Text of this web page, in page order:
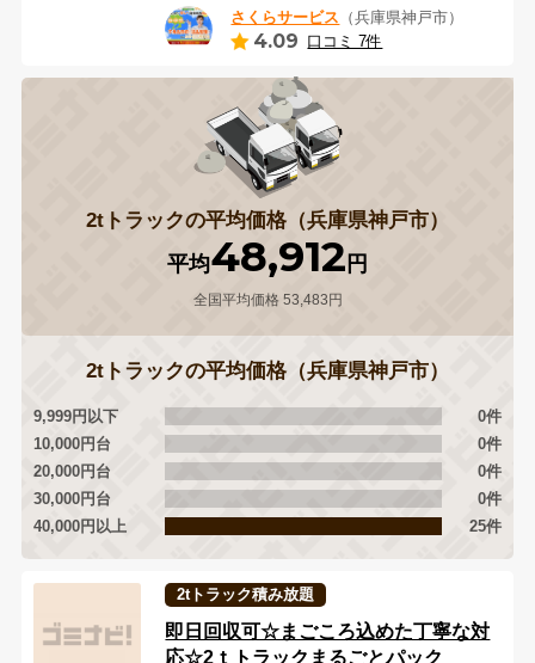
さくらサービス （兵庫県神戸市）
4.09 口コミ 7件
2tトラックの平均価格（兵庫県神戸市）
平均48,912 円
全国平均価格 53,483円
2tトラックの平均価格（兵庫県神戸市）
9,999円以下
0件
10,000円台
0件
20,000円台
0件
30,000円台
0件
40,000円以上
25件
2tトラック積み放題
即日回収可☆まごころ込めた丁寧な対
応☆2ｔトラックまるごとパック